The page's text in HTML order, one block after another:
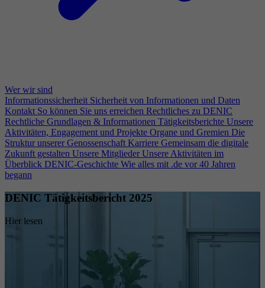
Wer wir sind
Informationssicherheit Sicherheit von Informationen und Daten
Kontakt So können Sie uns erreichen Rechtliches zu DENIC
Rechtliche Grundlagen & Informationen Tätigkeitsberichte Unsere
Aktivitäten, Engagement und Projekte Organe und Gremien Die
Struktur unserer Genossenschaft Karriere Gemeinsam die digitale
Zukunft gestalten Unsere Mitglieder Unsere Aktivitäten im
Überblick DENIC-Geschichte Wie alles mit .de vor 40 Jahren
begann
DENIC Tätigkeitsbericht 2025
Hier lesen